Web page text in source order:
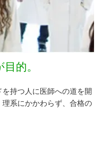
的。
持つ人に医師への道を開
系にかかわらず、合格の